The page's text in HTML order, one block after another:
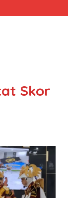
Skor